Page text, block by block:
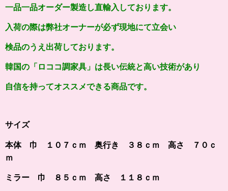
一品一品オーダー製造し直輸入しております。
入荷の際は弊社オーナーが必ず現地にて立会い
検品のうえ出荷しております。
韓国の「ロココ調家具」は長い伝統と高い技術があり
自信を持ってオススメできる商品です。
サイズ
本体 巾 １０７ｃｍ 奥行き ３８ｃｍ 高さ ７０ｃ
ｍ
ミラー 巾 ８５ｃｍ 高さ １１８ｃｍ